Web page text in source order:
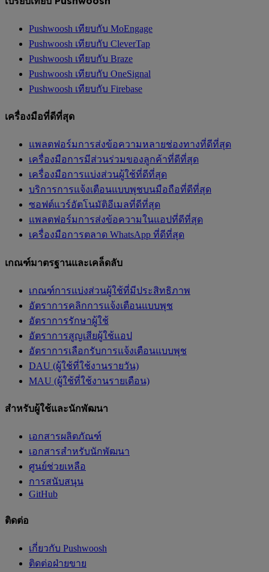
Pushwoosh เทียบกับ MoEngage
Pushwoosh เทียบกับ CleverTap
Pushwoosh เทียบกับ Braze
Pushwoosh เทียบกับ OneSignal
Pushwoosh เทียบกับ Firebase
เครื่องมือที่ดีที่สุด
แพลตฟอร์มการส่งข้อความหลายช่องทางที่ดีที่สุด
เครื่องมือการมีส่วนร่วมของลูกค้าที่ดีที่สุด
เครื่องมือการแบ่งส่วนผู้ใช้ที่ดีที่สุด
บริการการแจ้งเตือนแบบพุชบนมือถือที่ดีที่สุด
ซอฟต์แวร์อัตโนมัติอีเมลที่ดีที่สุด
แพลตฟอร์มการส่งข้อความในแอปที่ดีที่สุด
เครื่องมือการตลาด WhatsApp ที่ดีที่สุด
เกณฑ์มาตรฐานและเคล็ดลับ
เกณฑ์การแบ่งส่วนผู้ใช้ที่มีประสิทธิภาพ
อัตราการคลิกการแจ้งเตือนแบบพุช
อัตราการรักษาผู้ใช้
อัตราการสูญเสียผู้ใช้แอป
อัตราการเลือกรับการแจ้งเตือนแบบพุช
DAU (ผู้ใช้ที่ใช้งานรายวัน)
MAU (ผู้ใช้ที่ใช้งานรายเดือน)
สำหรับผู้ใช้และนักพัฒนา
เอกสารผลิตภัณฑ์
เอกสารสำหรับนักพัฒนา
ศูนย์ช่วยเหลือ
การสนับสนุน
GitHub
ติดต่อ
เกี่ยวกับ Pushwoosh
ติดต่อฝ่ายขาย